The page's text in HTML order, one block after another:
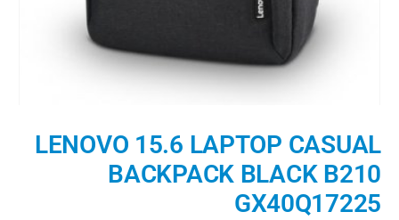
LENOVO 15.6 LAPTOP CASUAL
BACKPACK BLACK B210
GX40Q17225